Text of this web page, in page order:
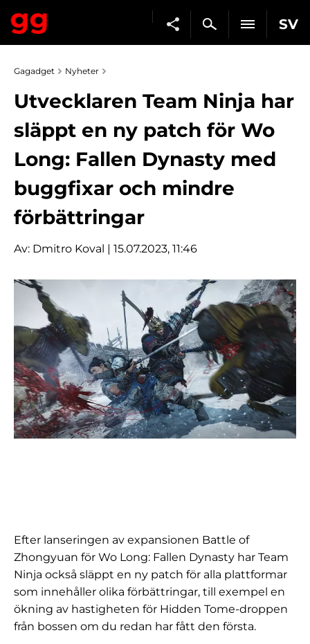
SV
Gagadget Nyheter
Utvecklaren Team Ninja har
släppt en ny patch för Wo
Long: Fallen Dynasty med
buggfixar och mindre
förbättringar
Av: Dmitro Koval | 15.07.2023, 11:46
Efter lanseringen av expansionen Battle of
Zhongyuan för Wo Long: Fallen Dynasty har Team
Ninja också släppt en ny patch för alla plattformar
som innehåller olika förbättringar, till exempel en
ökning av hastigheten för Hidden Tome-droppen
från bossen om du redan har fått den första.